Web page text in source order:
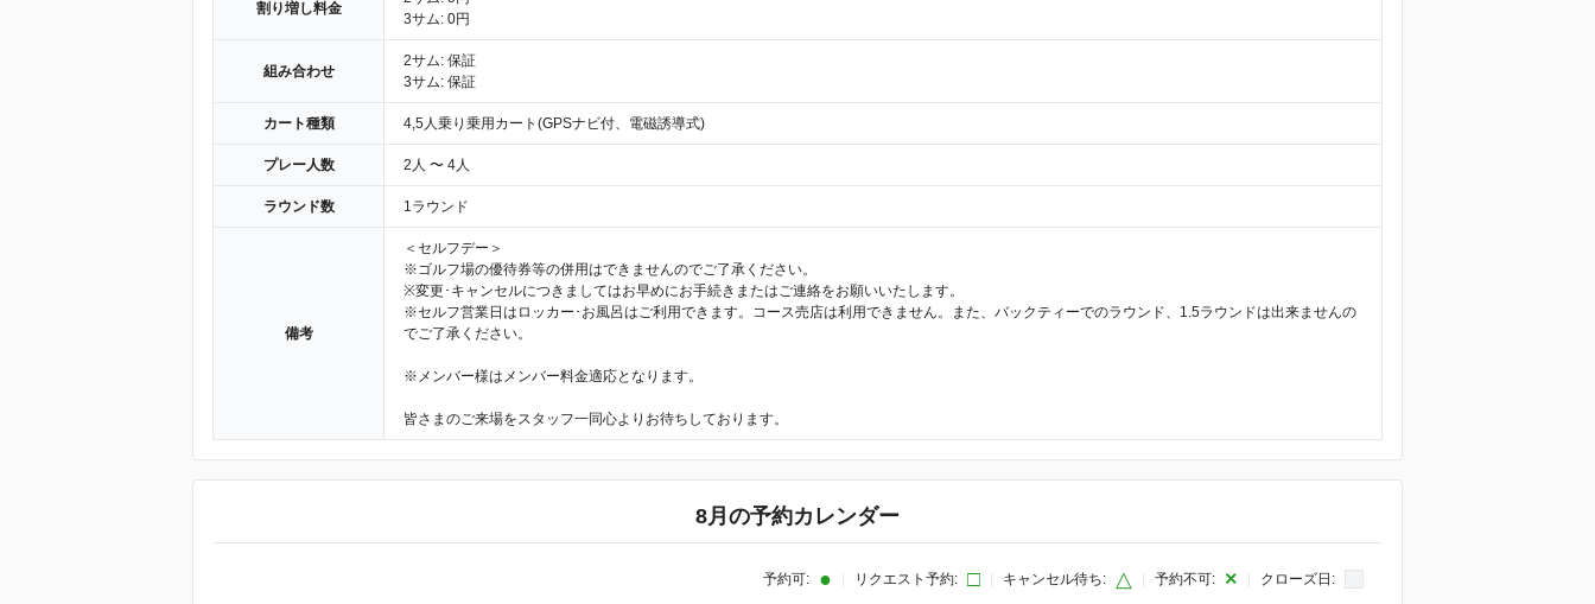
割り増し料金
3サム: 0円
組み合わせ
2サム: 保証
3サム: 保証
カート種類 4,5人乗り乗用カート(GPSナビ付、電磁誘導式)
プレー人数 2人 〜 4人
ラウンド数 1ラウンド
備考
＜セルフデー＞
※ゴルフ場の優待券等の併用はできませんのでご了承ください。
※変更･キャンセルにつきましてはお早めにお手続きまたはご連絡をお願いいたします。
※セルフ営業日はロッカー･お風呂はご利用できます。コース売店は利用できません。また、バックティーでのラウンド、1.5ラウンドは出来ませんの
でご了承ください。
※メンバー様はメンバー料金適応となります。
皆さまのご来場をスタッフ一同心よりお待ちしております。
8月の予約カレンダー
予約可: ● リクエスト予約: □ キャンセル待ち: △ 予約不可: × クローズ日: